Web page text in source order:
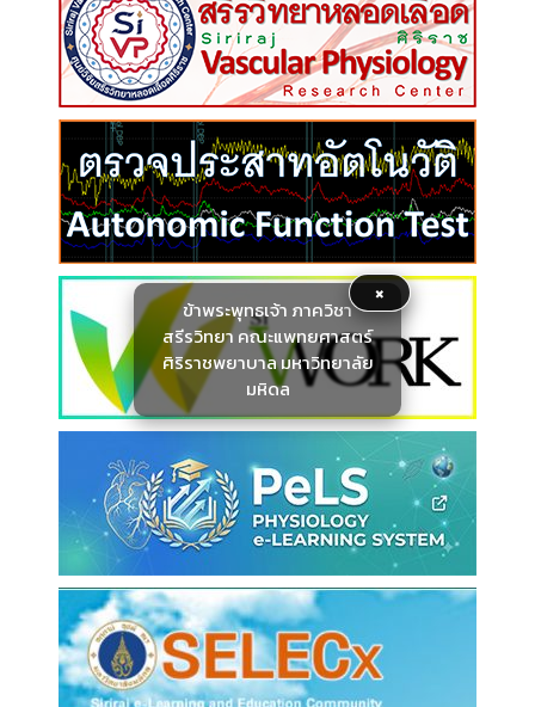
×
ข้าพระพุทธเจ้า ภาควิชา
สรีรวิทยา คณะแพทยศาสตร์
ศิริราชพยาบาล มหาวิทยาลัย
มหิดล